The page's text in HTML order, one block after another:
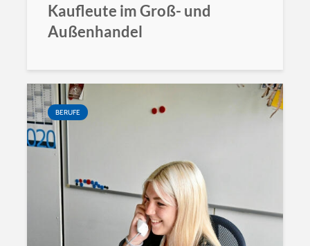
Kaufleute im Groß- und
Außenhandel
BERUFE